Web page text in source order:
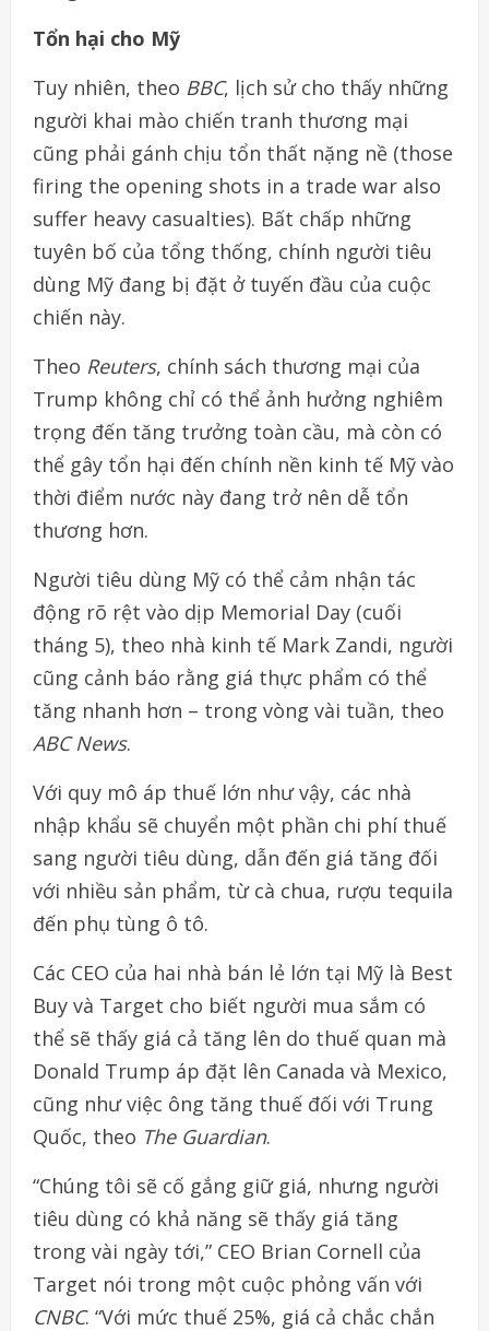
Tổn hại cho Mỹ
Tuy nhiên, theo BBC, lịch sử cho thấy những
người khai mào chiến tranh thương mại
cũng phải gánh chịu tổn thất nặng nề (those
firing the opening shots in a trade war also
suffer heavy casualties). Bất chấp những
tuyên bố của tổng thống, chính người tiêu
dùng Mỹ đang bị đặt ở tuyến đầu của cuộc
chiến này.
Theo Reuters, chính sách thương mại của
Trump không chỉ có thể ảnh hưởng nghiêm
trọng đến tăng trưởng toàn cầu, mà còn có
thể gây tổn hại đến chính nền kinh tế Mỹ vào
thời điểm nước này đang trở nên dễ tổn
thương hơn.
Người tiêu dùng Mỹ có thể cảm nhận tác
động rõ rệt vào dịp Memorial Day (cuối
tháng 5), theo nhà kinh tế Mark Zandi, người
cũng cảnh báo rằng giá thực phẩm có thể
tăng nhanh hơn – trong vòng vài tuần, theo
ABC News.
Với quy mô áp thuế lớn như vậy, các nhà
nhập khẩu sẽ chuyển một phần chi phí thuế
sang người tiêu dùng, dẫn đến giá tăng đối
với nhiều sản phẩm, từ cà chua, rượu tequila
đến phụ tùng ô tô.
Các CEO của hai nhà bán lẻ lớn tại Mỹ là Best
Buy và Target cho biết người mua sắm có
thể sẽ thấy giá cả tăng lên do thuế quan mà
Donald Trump áp đặt lên Canada và Mexico,
cũng như việc ông tăng thuế đối với Trung
Quốc, theo The Guardian.
“Chúng tôi sẽ cố gắng giữ giá, nhưng người
tiêu dùng có khả năng sẽ thấy giá tăng
trong vài ngày tới,” CEO Brian Cornell của
Target nói trong một cuộc phỏng vấn với
CNBC. “Với mức thuế 25%, giá cả chắc chắn